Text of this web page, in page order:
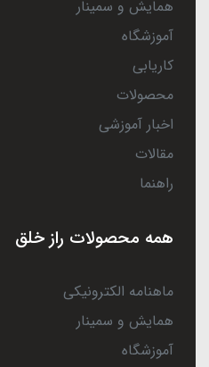
همایش و سمینار
آموزشگاه
کاریابی
محصولات
اخبار آموزشی
مقالات
راهنما
همه محصولات راز خلق
ماهنامه الکترونیکی
همایش و سمینار
آموزشگاه